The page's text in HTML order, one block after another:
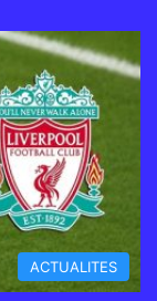
ACTUALITES